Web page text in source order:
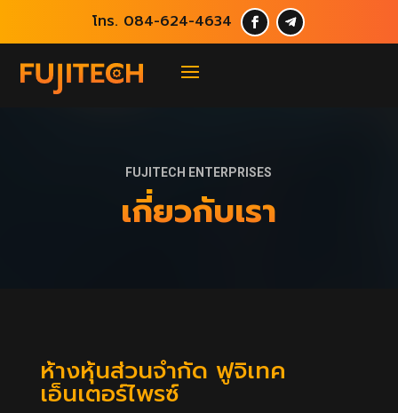
โทร. 084-624-4634
FUJITECH ENTERPRISES
เกี่ยวกับเรา
ห้างหุ้นส่วนจำกัด ฟูจิเทค
เอ็นเตอร์ไพรซ์